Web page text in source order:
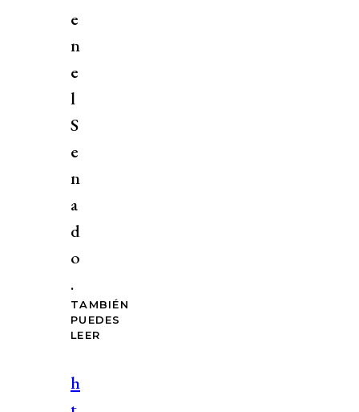
e
n
e
l
S
e
n
a
d
o
.
TAMBIÉN
PUEDES
LEER